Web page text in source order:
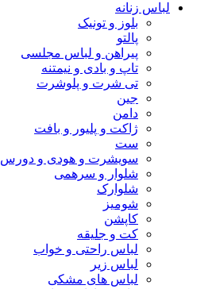
لباس زنانه
بلوز و تونیک
پالتو
پیراهن و لباس مجلسی
تاپ و بادی و نیمتنه
تی شرت و پلوشرت
جین
دامن
ژاکت و پلیور و بافت
ست
سویشرت و هودی و دورس
شلوار و سرهمی
شلوارک
شومیز
کاپشن
کت و جلیقه
لباس راحتی و خواب
لباس زیر
لباس های مشکی